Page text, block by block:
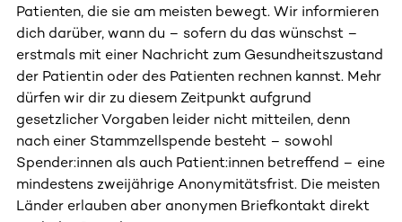
Patienten, die sie am meisten bewegt. Wir informieren
dich darüber, wann du – sofern du das wünschst –
erstmals mit einer Nachricht zum Gesundheitszustand
der Patientin oder des Patienten rechnen kannst. Mehr
dürfen wir dir zu diesem Zeitpunkt aufgrund
gesetzlicher Vorgaben leider nicht mitteilen, denn
nach einer Stammzellspende besteht – sowohl
Spender:innen als auch Patient:innen betreffend – eine
mindestens zweijährige Anonymitätsfrist. Die meisten
Länder erlauben aber anonymen Briefkontakt direkt